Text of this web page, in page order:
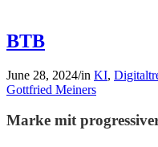
BTB
June 28, 2024/in KI,
Gottfried Meiners
Marke mit